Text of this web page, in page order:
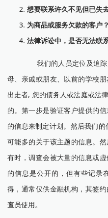
想要联系许久不见但已失
为商品或服务欠款的客户
法律诉讼中，是否无法联
我们的人员定位及追踪服
母、亲戚或朋友、以前的学校
出走者, 您的债务人或法庭或法
的。第一步是验证客户提供的
的信息来制定计划。然后我们
可能多的关于该主题的信息。
有时，调查会被大量的信息或
的信息是公开的，但有些记录
得，通常仅供金融机构，其签
查员使用。